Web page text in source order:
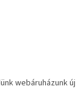
webáruházunk új